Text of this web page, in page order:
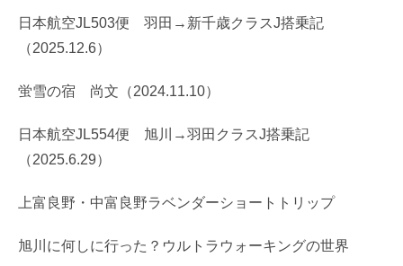
日本航空JL503便 羽田→新千歳クラスJ搭乗記
（2025.12.6）
蛍雪の宿 尚文（2024.11.10）
日本航空JL554便 旭川→羽田クラスJ搭乗記
（2025.6.29）
上富良野・中富良野ラベンダーショートトリップ
旭川に何しに行った？ウルトラウォーキングの世界